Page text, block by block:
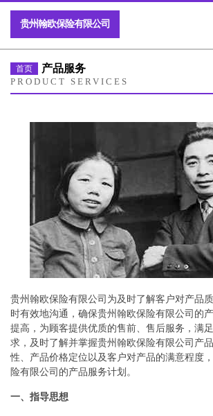
贵州翰欧保险有限公司
首页 产品服务
PRODUCT SERVICES
贵州翰欧保险有限公司为及时了解客户对产品
时有效地沟通，确保贵州翰欧保险有限公司的
提高，为顾客提供优质的售前、售后服务，满
求，及时了解并掌握贵州翰欧保险有限公司产
性、产品价格定位以及客户对产品的满意程度
险有限公司的产品服务计划。
一、指导思想